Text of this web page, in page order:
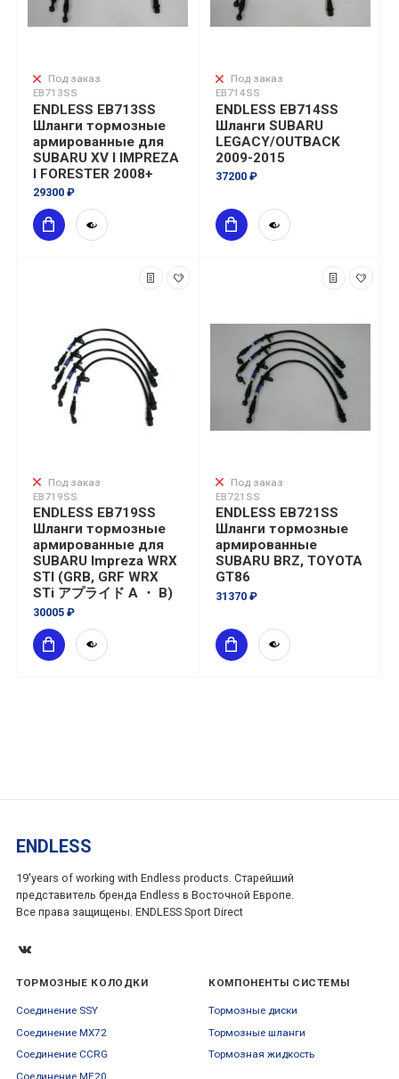
Под заказ
EB713SS
ENDLESS EB713SS
Шланги тормозные
армированные для
SUBARU XV I IMPREZA
I FORESTER 2008+
29300 ₽
Под заказ
EB714SS
ENDLESS EB714SS
Шланги SUBARU
LEGACY/OUTBACK
2009-2015
37200 ₽
Под заказ
EB719SS
ENDLESS EB719SS
Шланги тормозные
армированные для
SUBARU Impreza WRX
STI (GRB, GRF WRX
STi アプライド A ・ B)
30005 ₽
Под заказ
EB721SS
ENDLESS EB721SS
Шланги тормозные
армированные
SUBARU BRZ, TOYOTA
GT86
31370 ₽
ENDLESS
19'years of working with Endless products. Старейший
представитель бренда Endless в Восточной Европе.
Все права защищены. ENDLESS Sport Direct
ТОРМОЗНЫЕ КОЛОДКИ
Соединение SSY
Соединение MX72
Соединение CCRG
Соединение ME20
КОМПОНЕНТЫ СИСТЕМЫ
Тормозные диски
Тормозные шланги
Тормозная жидкость